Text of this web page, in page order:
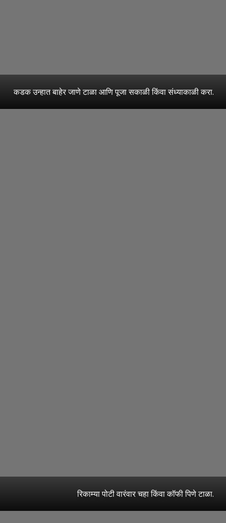
कडक उन्हात बाहेर जाणे टाळा आणि पूजा सकाळी किंवा संध्याकाळी करा.
रिकाम्या पोटी वारंवार चहा किंवा कॉफी पिणे टाळा.